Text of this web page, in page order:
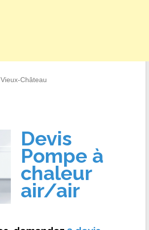
Vieux-Château